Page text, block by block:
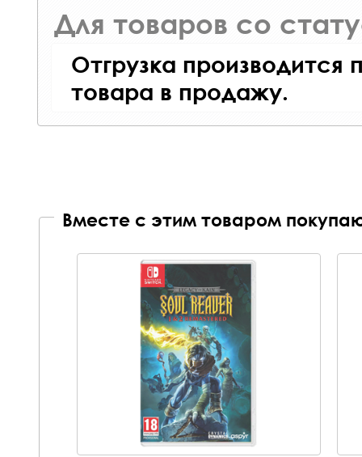
Для товаров со
Отгрузка производится
товара в продажу.
Вместе с этим товаром